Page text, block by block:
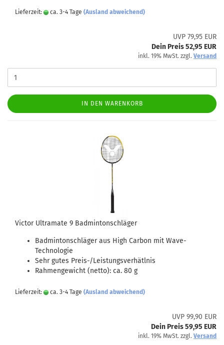
Lieferzeit: ca. 3-4 Tage (Ausland abweichend)
UVP 79,95 EUR
Dein Preis 52,95 EUR
inkl. 19% MwSt. zzgl. Versand
IN DEN WARENKORB
Victor Ultramate 9 Badmintonschläger
Badmintonschläger aus High Carbon mit Wave-
Technologie
Sehr gutes Preis-/Leistungsverhätlnis
Rahmengewicht (netto): ca. 80 g
Lieferzeit: ca. 3-4 Tage (Ausland abweichend)
UVP 99,90 EUR
Dein Preis 59,95 EUR
inkl. 19% MwSt. zzgl. Versand